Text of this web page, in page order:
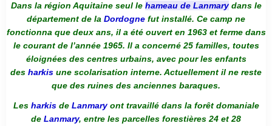
Dans la région Aquitaine seul le hameau de Lanmarydans le
département de la Dordogne fut installé. Ce camp ne
fonctionna que deux ans, il a été ouvert en 1963 et ferme dans
le courant de l’année 1965. Il a concerné 25 familles, toutes
éloignées des centres urbains, avec pour les enfants
des harkis une scolarisation interne. Actuellement il ne reste
que des ruines des anciennes baraques.
Les harkis de Lanmaryont travaillé dans la forêt domaniale
de Lanmary, entre les parcelles forestières 24 et 28